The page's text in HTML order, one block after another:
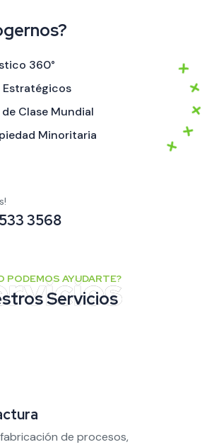
360°
Estratégicos
Clase Mundial
Minoritaria
3568
PODEMOS AYUDARTE?
Servicios
de procesos,